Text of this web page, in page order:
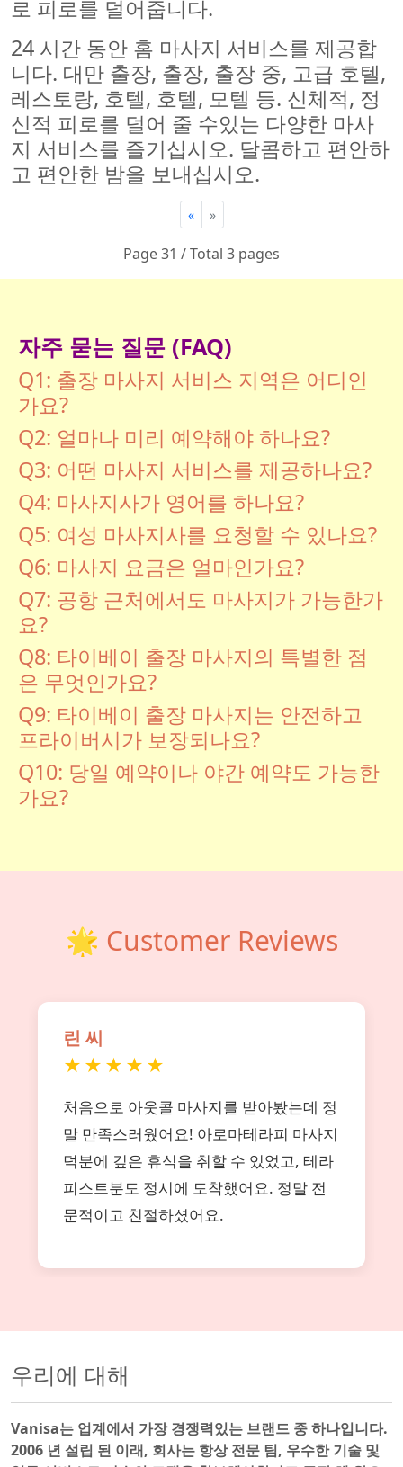
로 피로를 덜어줍니다.
24 시간 동안 홈 마사지 서비스를 제공합
니다. 대만 출장, 출장, 출장 중, 고급 호텔,
레스토랑, 호텔, 호텔, 모텔 등. 신체적, 정
신적 피로를 덜어 줄 수있는 다양한 마사
지 서비스를 즐기십시오. 달콤하고 편안하
고 편안한 밤을 보내십시오.
« »
Page 31 / Total 3 pages
자주 묻는 질문 (FAQ)
Q1: 출장 마사지 서비스 지역은 어디인
가요?
Q2: 얼마나 미리 예약해야 하나요?
Q3: 어떤 마사지 서비스를 제공하나요?
Q4: 마사지사가 영어를 하나요?
Q5: 여성 마사지사를 요청할 수 있나요?
Q6: 마사지 요금은 얼마인가요?
Q7: 공항 근처에서도 마사지가 가능한가
요?
Q8: 타이베이 출장 마사지의 특별한 점
은 무엇인가요?
Q9: 타이베이 출장 마사지는 안전하고
프라이버시가 보장되나요?
Q10: 당일 예약이나 야간 예약도 가능한
가요?
🌟 Customer Reviews
린 씨
★★★★★
처음으로 아웃콜 마사지를 받아봤는데 정
말 만족스러웠어요! 아로마테라피 마사지
덕분에 깊은 휴식을 취할 수 있었고, 테라
피스트분도 정시에 도착했어요. 정말 전
문적이고 친절하셨어요.
우리에 대해
Vanisa는 업계에서 가장 경쟁력있는 브랜드 중 하나입니다.
2006 년 설립 된 이래, 회사는 항상 전문 팀, 우수한 기술 및